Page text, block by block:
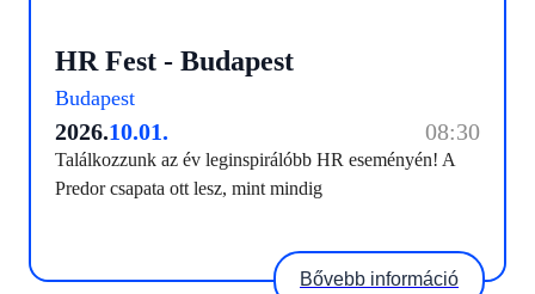
HR Fest - Budapest
Budapest
2026.10.01. 08:30
Találkozzunk az év leginspirálóbb HR eseményén! A
Predor csapata ott lesz, mint mindig
Bővebb információ